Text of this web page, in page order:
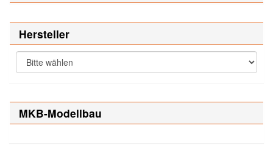
Hersteller
MKB-Modellbau